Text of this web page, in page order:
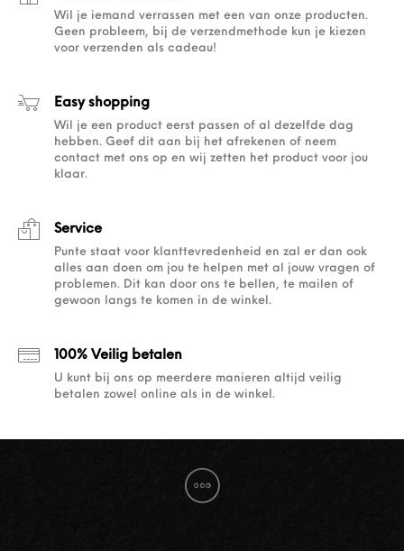
Wil je iemand verrassen met een van onze producten.
Geen probleem, bij de verzendmethode kun je kiezen
voor verzenden als cadeau!
Easy shopping
Wil je een product eerst passen of al dezelfde dag
hebben. Geef dit aan bij het afrekenen of neem
contact met ons op en wij zetten het product voor jou
klaar.
Service
Punte staat voor klanttevredenheid en zal er dan ook
alles aan doen om jou te helpen met al jouw vragen of
problemen. Dit kan door ons te bellen, te mailen of
gewoon langs te komen in de winkel.
100% Veilig betalen
U kunt bij ons op meerdere manieren altijd veilig
betalen zowel online als in de winkel.